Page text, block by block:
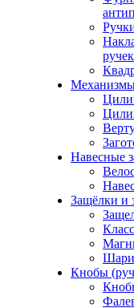
ручек
Механизмы
Навесные
Защёлки и
Кнобы